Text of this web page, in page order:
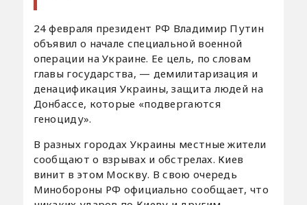
24 февраля президент РФ Владимир Путин
объявил о начале специальной военной
операции на Украине. Ее цель, по словам
главы государства, — демилитаризация и
денацификация Украины, защита людей на
Донбассе, которые «подвергаются
геноциду».
В разных городах Украины местные жители
сообщают о взрывах и обстрелах. Киев
винит в этом Москву. В свою очередь
Минобороны РФ официально сообщает, что